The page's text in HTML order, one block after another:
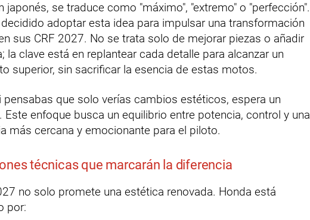
japonés, se traduce como "máximo", "extremo" o "perfección".
adoptar esta idea para impulsar una transformación
sus CRF 2027. No se trata solo de mejorar piezas o añadir
la clave está en replantear cada detalle para alcanzar un
superior, sin sacrificar la esencia de estas motos.
pensabas que solo verías cambios estéticos, espera un
Este enfoque busca un equilibrio entre potencia, control y una
más cercana y emocionante para el piloto.
técnicas que marcarán la diferencia
no solo promete una estética renovada. Honda está
por: